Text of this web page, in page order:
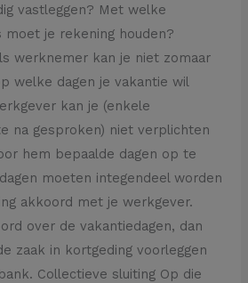
vastleggen? Met welke
je rekening houden?
werknemer kan je niet zomaar
welke dagen je vakantie wil
kan je (enkele
na gesproken) niet verplichten
hem bepaalde dagen op te
moeten integendeel worden
akkoord met je werkgever.
over de vakantiedagen, dan
zaak in kortgeding voorleggen
Collectieve sluiting Op die